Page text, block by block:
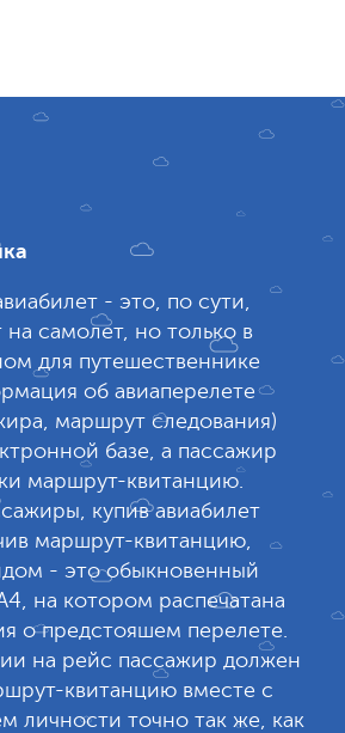
- это, по сути,
самолет, но только в
для путешественнике
об авиаперелете
маршрут следования)
базе, а пассажир
маршрут-квитанцию.
купив авиабилет
маршрут-квитанцию,
- это обыкновенный
на котором распечатана
о предстояшем перелете.
на рейс пассажир должен
квитанцию вместе с
личности точно так же, как